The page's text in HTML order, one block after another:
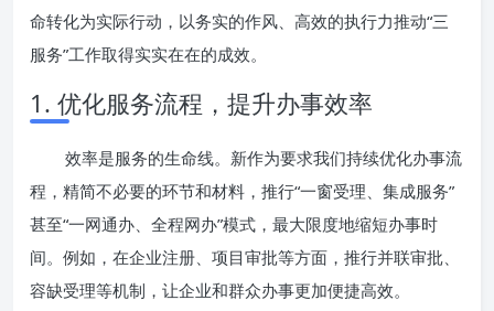
命转化为实际行动，以务实的作风、高效的执行力推动“三
服务”工作取得实实在在的成效。
1. 优化服务流程，提升办事效率
效率是服务的生命线。新作为要求我们持续优化办事流
程，精简不必要的环节和材料，推行“一窗受理、集成服务”
甚至“一网通办、全程网办”模式，最大限度地缩短办事时
间。例如，在企业注册、项目审批等方面，推行并联审批、
容缺受理等机制，让企业和群众办事更加便捷高效。